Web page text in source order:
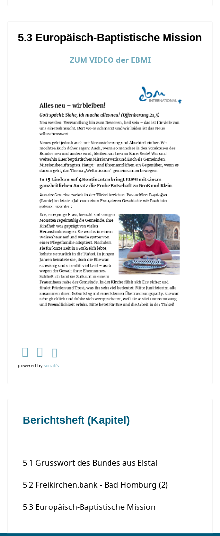
5.3 Europäisch-Baptistische Mission
ZUM VIDEO der EBMI
powered bysocial2s
Berichtsheft (Kapitel)
5.1 Grusswort des Bundes aus Elstal
5.2 Freikirchen.bank - Bad Homburg (2)
5.3 Europäisch-Baptistische Mission